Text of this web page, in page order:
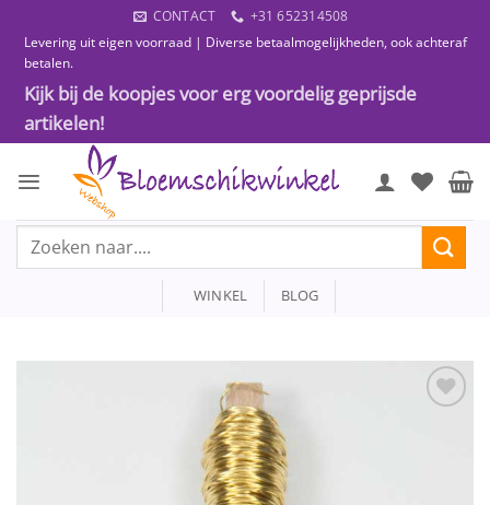
naar
inhoud
CONTACT
+31 652314508
Levering uit eigen voorraad | Diverse betaalmogelijkheden, ook achteraf
betalen.
Kijk bij de koopjes voor erg voordelig geprijsde
artikelen!
Zoeken
WINKEL BLOG